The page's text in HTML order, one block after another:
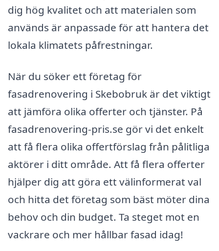
dig hög kvalitet och att materialen som
används är anpassade för att hantera det
lokala klimatets påfrestningar.
När du söker ett företag för
fasadrenovering i Skebobruk är det viktigt
att jämföra olika offerter och tjänster. På
fasadrenovering-pris.se gör vi det enkelt
att få flera olika offertförslag från pålitliga
aktörer i ditt område. Att få flera offerter
hjälper dig att göra ett välinformerat val
och hitta det företag som bäst möter dina
behov och din budget. Ta steget mot en
vackrare och mer hållbar fasad idag!